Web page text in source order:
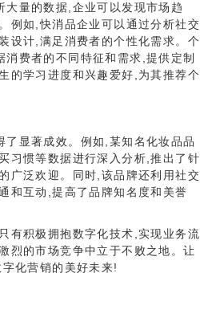
大量的数据,企业可以发现市场趋
例如,快消品企业可以通过分析社交
设计,满足消费者的个性化需求。个
费者的不同特征和需求,提供定制
的学习进度和兴趣爱好,为其推荐个
显著成效。例如,某知名化妆品品
习惯等数据进行深入分析,推出了针
广泛欢迎。同时,该品牌还利用社交
和互动,提高了品牌知名度和美誉
有积极拥抱数字化技术,实现业务流
烈的市场竞争中立于不败之地。让
化营销的美好未来!